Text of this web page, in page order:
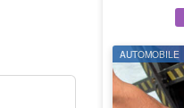
AUTOMOBILE